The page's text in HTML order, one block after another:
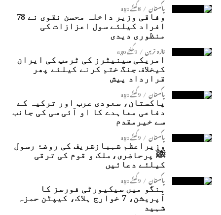
پاکستان 8 گھنٹے ago
وفاقی وزیر داخلہ محسن نقوی نے 78
افراد کیلئے سول اعزازات کی
منظوری دیدی
تازہ ترین 9 گھنٹے ago
امریکی سینیٹرز کی ٹرمپ کی ایران
کیخلاف جنگ ختم کرنے کیلئے پھر
قرارداد پیش
پاکستان 9 گھنٹے ago
پاکستان، سعودی عرب اور ترکیہ کے
دفاعی معاہدے کا او آئی سی کی جانب
سے خیرمقدم
پاکستان 9 گھنٹے ago
وزیراعظم شہبازشریف کی روضۂ رسول
ﷺ پرحاضری،ملک و قوم کی ترقی
کیلئے دعائیں
پاکستان 9 گھنٹے ago
ہنگو میں سیکیورٹی فورسز کا
آپریشن، 7 خوارج ہلاک، کیپٹن حمزہ
شہید